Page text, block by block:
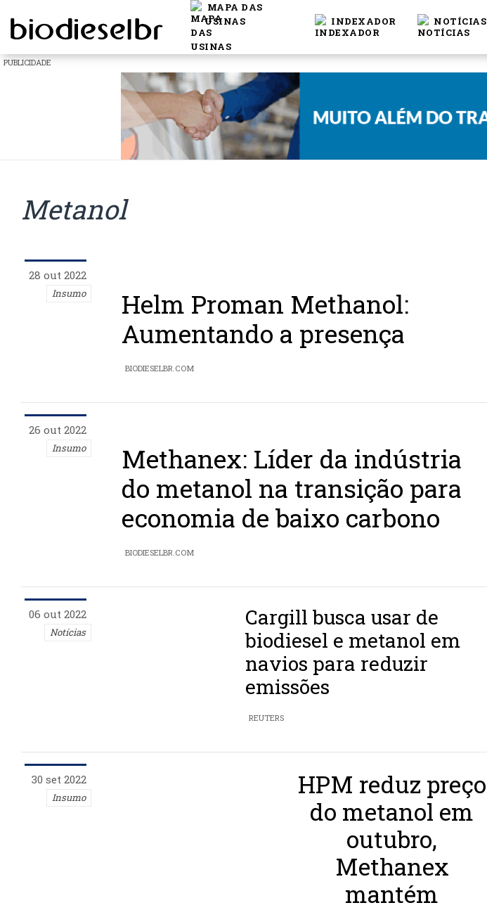
MAPA DAS
USINAS
INDEXADOR NOTÍCIAS
PUBLICIDADE
Metanol
28 out 2022
Insumo
Helm Proman Methanol:
Aumentando a presença
BIODIESELBR.COM
26 out 2022
Insumo
Methanex: Líder da indústria
do metanol na transição para
economia de baixo carbono
BIODIESELBR.COM
06 out 2022
Notícias
Cargill busca usar de
biodiesel e metanol em
navios para reduzir
emissões
REUTERS
30 set 2022
Insumo
HPM reduz preço
do metanol em
outubro,
Methanex
mantém